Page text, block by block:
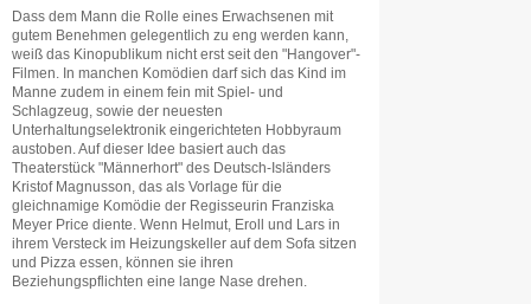
Dass dem Mann die Rolle eines Erwachsenen mit
gutem Benehmen gelegentlich zu eng werden kann,
weiß das Kinopublikum nicht erst seit den "Hangover"-
Filmen. In manchen Komödien darf sich das Kind im
Manne zudem in einem fein mit Spiel- und
Schlagzeug, sowie der neuesten
Unterhaltungselektronik eingerichteten Hobbyraum
austoben. Auf dieser Idee basiert auch das
Theaterstück "Männerhort" des Deutsch-Isländers
Kristof Magnusson, das als Vorlage für die
gleichnamige Komödie der Regisseurin Franziska
Meyer Price diente. Wenn Helmut, Eroll und Lars in
ihrem Versteck im Heizungskeller auf dem Sofa sitzen
und Pizza essen, können sie ihren
Beziehungspflichten eine lange Nase drehen.